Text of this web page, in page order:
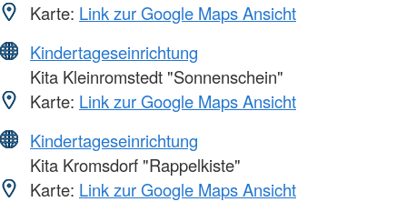
Karte: Link zur Google Maps Ansicht
Kindertageseinrichtung
Kita Kleinromstedt "Sonnenschein"
Karte: Link zur Google Maps Ansicht
Kindertageseinrichtung
Kita Kromsdorf "Rappelkiste"
Karte: Link zur Google Maps Ansicht